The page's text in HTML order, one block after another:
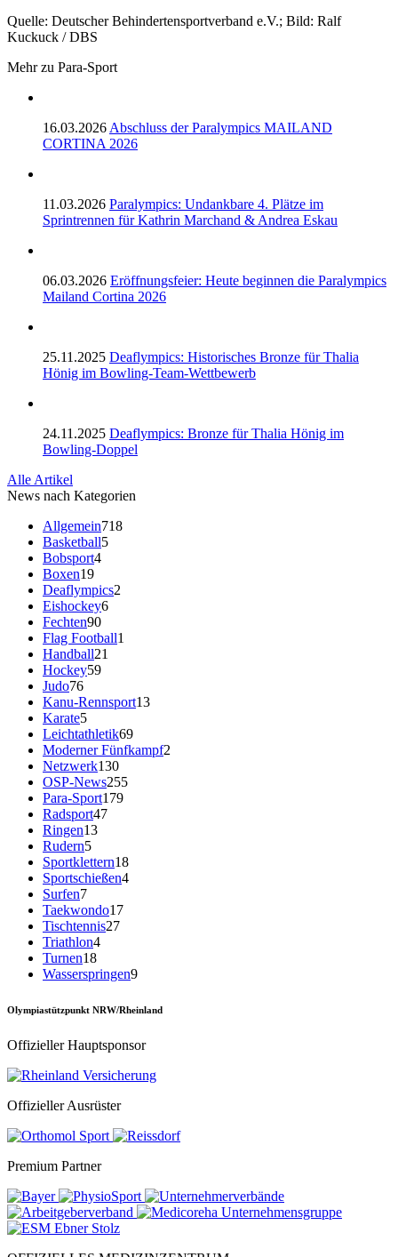
Quelle: Deutscher Behindertensportverband e.V.; Bild: Ralf
Kuckuck / DBS
Mehr zu Para-Sport
16.03.2026 Abschluss der Paralympics MAILAND
CORTINA 2026
11.03.2026 Paralympics: Undankbare 4. Plätze im
Sprintrennen für Kathrin Marchand & Andrea Eskau
06.03.2026 Eröffnungsfeier: Heute beginnen die Paralympics
Mailand Cortina 2026
25.11.2025 Deaflympics: Historisches Bronze für Thalia
Hönig im Bowling-Team-Wettbewerb
24.11.2025 Deaflympics: Bronze für Thalia Hönig im
Bowling-Doppel
Alle Artikel
News nach Kategorien
Allgemein718
Basketball5
Bobsport4
Boxen19
Deaflympics2
Eishockey6
Fechten90
Flag Football1
Handball21
Hockey59
Judo76
Kanu-Rennsport13
Karate5
Leichtathletik69
Moderner Fünfkampf2
Netzwerk130
OSP-News255
Para-Sport179
Radsport47
Ringen13
Rudern5
Sportklettern18
Sportschießen4
Surfen7
Taekwondo17
Tischtennis27
Triathlon4
Turnen18
Wasserspringen9
Olympiastützpunkt NRW/Rheinland
Offizieller Hauptsponsor
Offizieller Ausrüster
Premium Partner